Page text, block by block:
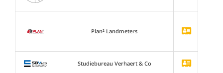
Plan² Landmeters
Studiebureau Verhaert & Co